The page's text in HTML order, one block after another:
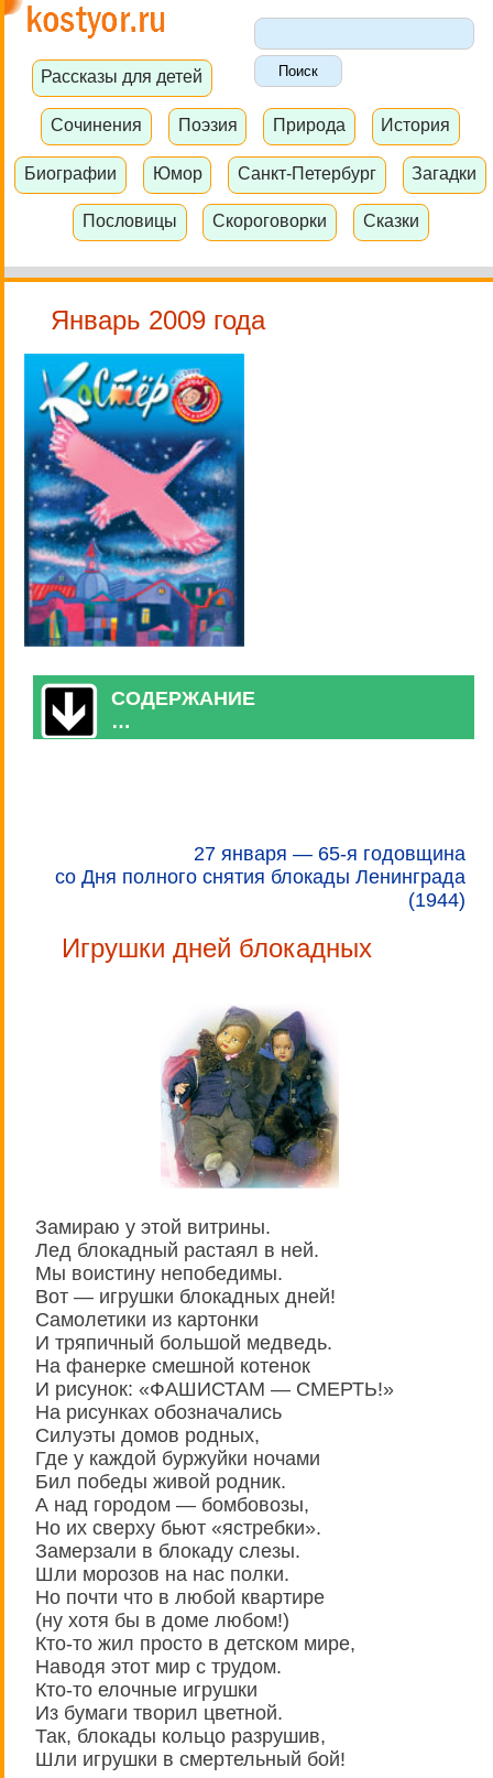
Рассказы для детей
Сочинения Поэзия Природа История
Биографии Юмор Санкт-Петербург Загадки
Пословицы Скороговорки Сказки
Январь 2009 года
СОДЕРЖАНИЕ
…
27 января — 65-я годовщина
со Дня полного снятия блокады Ленинграда
(1944)
Игрушки дней блокадных
Замираю у этой витрины.
Лед блокадный растаял в ней.
Мы воистину непобедимы.
Вот — игрушки блокадных дней!
Самолетики из картонки
И тряпичный большой медведь.
На фанерке смешной котенок
И рисунок: «ФАШИСТАМ — СМЕРТЬ!»
На рисунках обозначались
Силуэты домов родных,
Где у каждой буржуйки ночами
Бил победы живой родник.
А над городом — бомбовозы,
Но их сверху бьют «ястребки».
Замерзали в блокаду слезы.
Шли морозов на нас полки.
Но почти что в любой квартире
(ну хотя бы в доме любом!)
Кто-то жил просто в детском мире,
Наводя этот мир с трудом.
Кто-то елочные игрушки
Из бумаги творил цветной.
Так, блокады кольцо разрушив,
Шли игрушки в смертельный бой!